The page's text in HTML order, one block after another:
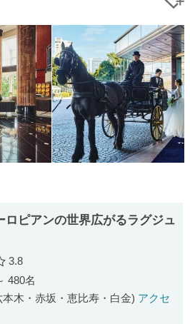
ロピアンの世界広がるラグジュ
口コミ評価
3.8
480名
木・赤坂・恵比寿・白金) アクセ